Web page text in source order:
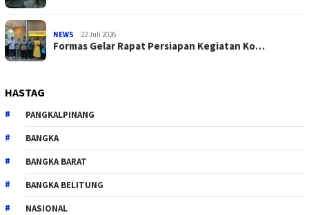
NEWS 22 Juli 2026
Formas Gelar Rapat Persiapan Kegiatan Ko…
HASTAG
PANGKALPINANG
BANGKA
BANGKA BARAT
BANGKA BELITUNG
NASIONAL